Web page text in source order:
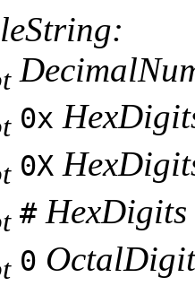
0x
0X
# HexDigits
0